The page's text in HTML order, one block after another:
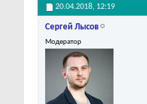
20.04.2018, 12:19
Сергей Лысов
Модератор